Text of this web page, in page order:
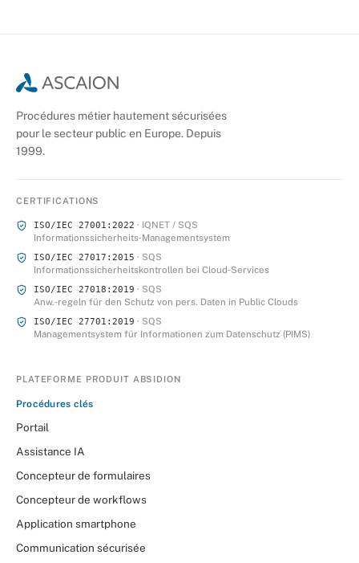
Procédures métier hautement sécurisées
pour le secteur public en Europe. Depuis
1999.
CERTIFICATIONS
ISO/IEC 27001:2022 · IQNET / SQS
Informationssicherheits‑Managementsystem
ISO/IEC 27017:2015 · SQS
Informationssicherheitskontrollen bei Cloud‑Services
ISO/IEC 27018:2019 · SQS
Anw.‑regeln für den Schutz von pers. Daten in Public Clouds
ISO/IEC 27701:2019 · SQS
Managementsystem für Informationen zum Datenschutz (PIMS)
PLATEFORME PRODUIT ABSIDION
Procédures clés
Portail
Assistance IA
Concepteur de formulaires
Concepteur de workflows
Application smartphone
Communication sécurisée